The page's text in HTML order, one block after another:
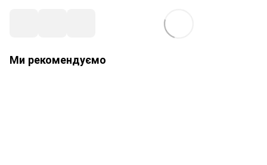
Ми рекомендуємо